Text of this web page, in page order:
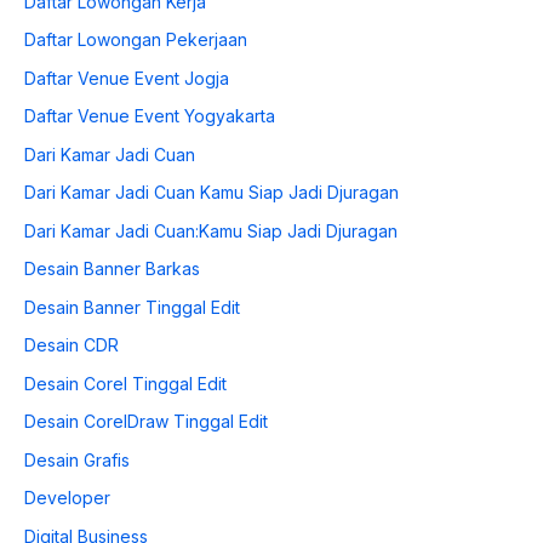
Daftar Lowongan Pekerjaan
Daftar Venue Event Jogja
Daftar Venue Event Yogyakarta
Dari Kamar Jadi Cuan
Dari Kamar Jadi Cuan Kamu Siap Jadi Djuragan
Dari Kamar Jadi Cuan:Kamu Siap Jadi Djuragan
Desain Banner Barkas
Desain Banner Tinggal Edit
Desain CDR
Desain Corel Tinggal Edit
Desain CorelDraw Tinggal Edit
Desain Grafis
Developer
Digital Business